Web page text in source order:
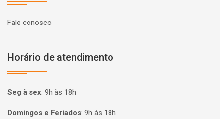
Fale conosco
Horário de atendimento
Seg à sex: 9h às 18h
Domingos e Feriados: 9h às 18h